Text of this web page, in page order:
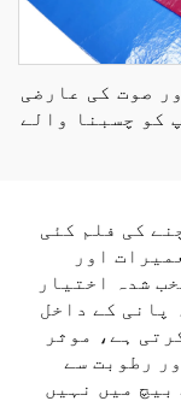
صوت کی عارضی
کو چسبنا والے
کی فلم کئی
اور
شدہ اختیار
پانی کے داخل
ہے، موثر
رطوبت سے
بیچ میں نہیں